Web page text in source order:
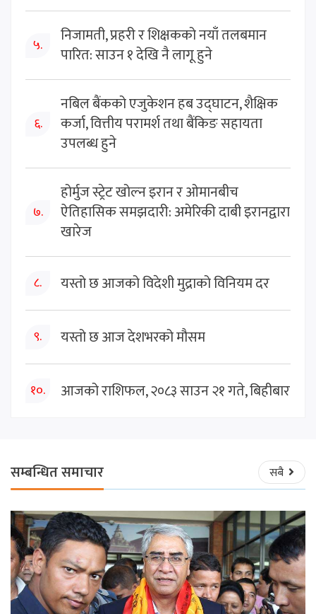
५.
निजामती, प्रहरी र शिक्षकको नयाँ तलबमान
पारित: साउन १ देखि नै लागू हुने
६.
नबिल बैंकको एजुकेशन हब उद्घाटन, शैक्षिक
कर्जा, वित्तीय परामर्श तथा बैंकिङ सहायता
उपलब्ध हुने
७.
होर्मुज स्ट्रेट खोल्न इरान र ओमानबीच
ऐतिहासिक समझदारी: अमेरिकी दाबी इरानद्वारा
खारेज
८. यस्तो छ आजको विदेशी मुद्राको विनियम दर
९. यस्तो छ आज देशभरको मौसम
१०. आजको राशिफल, २०८३ साउन २१ गते, बिहीबार
सम्बन्धित समाचार सबै